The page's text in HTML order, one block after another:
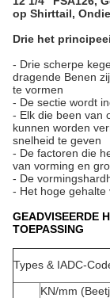
op Shirttail,
Drie het
- Drie scherpe
dragende Benen
te vormen
- De sectie wordt
- Elk die been van
kunnen worden
snelheid te geven
- De factoren die
van vorming en
- De
- Het hoge gehalte
GEADVISEERDE
TOEPASSING
Types & IADC-
KN/mm